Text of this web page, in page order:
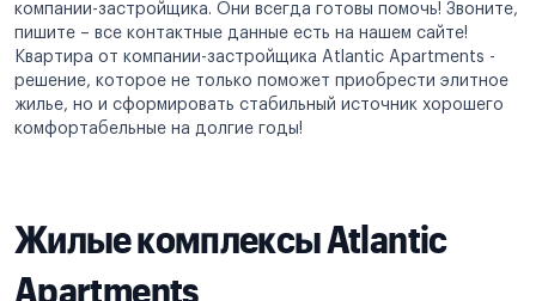
компании-застройщика. Они всегда готовы помочь! Звоните,
пишите – все контактные данные есть на нашем сайте!
Квартира от компании-застройщика Atlantic Apartments -
решение, которое не только поможет приобрести элитное
жилье, но и сформировать стабильный источник хорошего
комфортабельные на долгие годы!
Жилые комплексы Atlantic
Apartments